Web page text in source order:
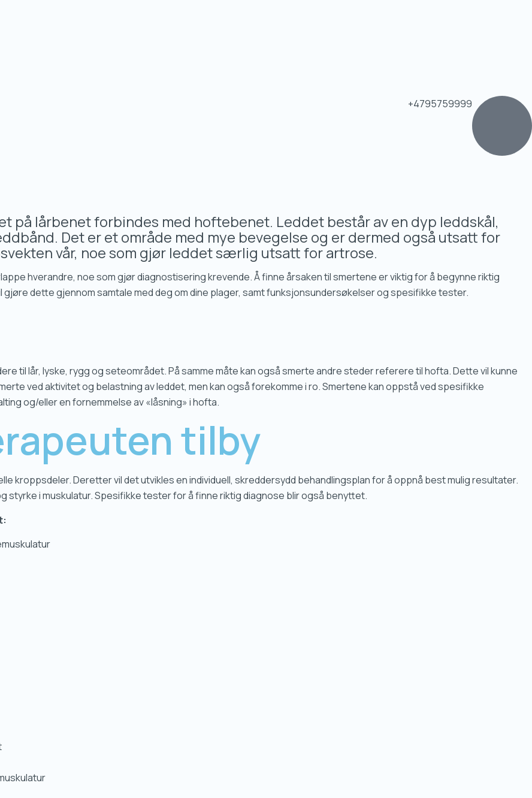
+4795759999
på lårbenet forbindes med hoftebenet. Leddet består av en dyp leddskål,
Det er et område med mye bevegelse og er dermed også utsatt for
vår, noe som gjør leddet særlig utsatt for artrose.
hverandre, noe som gjør diagnostisering krevende. Å finne årsaken til smertene er viktig for å begynne riktig
dette gjennom samtale med deg om dine plager, samt funksjonsundersøkelser og spesifikke tester.
til lår, lyske, rygg og seteområdet. På samme måte kan også smerte andre steder referere til hofta. Dette vil kunne
ved aktivitet og belastning av leddet, men kan også forekomme i ro. Smertene kan oppstå ved spesifikke
og/eller en fornemmelse av «låsning» i hofta.
tilby
kroppsdeler. Deretter vil det utvikles en individuell, skreddersydd behandlingsplan for å oppnå best mulig resultater.
i muskulatur. Spesifikke tester for å finne riktig diagnose blir også benyttet.